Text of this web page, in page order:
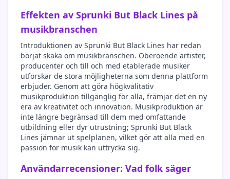
Effekten av Sprunki But Black Lines på
musikbranschen
Introduktionen av Sprunki But Black Lines har redan
börjat skaka om musikbranschen. Oberoende artister,
producenter och till och med etablerade musiker
utforskar de stora möjligheterna som denna plattform
erbjuder. Genom att göra högkvalitativ
musikproduktion tillgänglig för alla, främjar det en ny
era av kreativitet och innovation. Musikproduktion är
inte längre begränsad till dem med omfattande
utbildning eller dyr utrustning; Sprunki But Black
Lines jämnar ut spelplanen, vilket gör att alla med en
passion för musik kan uttrycka sig.
Användarrecensioner: Vad folk säger